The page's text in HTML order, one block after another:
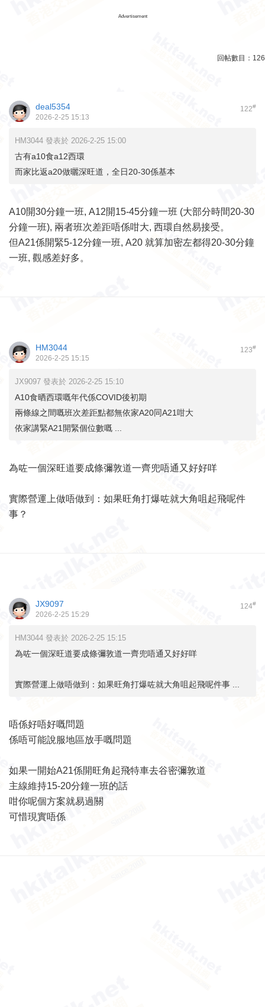
Advertisement
回帖數目： 126
122#
deal5354
2026-2-25 15:13
HM3044 發表於 2026-2-25 15:00
古有a10食a12西環
而家比返a20做曬深旺道，全日20-30係基本
A10開30分鐘一班, A12開15-45分鐘一班 (大部分時間20-30
分鐘一班), 兩者班次差距唔係咁大, 西環自然易接受。
但A21係開緊5-12分鐘一班, A20 就算加密左都得20-30分鐘
一班, 觀感差好多。
123#
HM3044
2026-2-25 15:15
JX9097 發表於 2026-2-25 15:10
A10食晒西環嘅年代係COVID後初期
兩條線之間嘅班次差距點都無依家A20同A21咁大
依家講緊A21開緊個位數嘅 ...
為咗一個深旺道要成條彌敦道一齊兜唔通又好好咩
實際營運上做唔做到：如果旺角打爆咗就大角咀起飛呢件
事？
124#
JX9097
2026-2-25 15:29
HM3044 發表於 2026-2-25 15:15
為咗一個深旺道要成條彌敦道一齊兜唔通又好好咩
實際營運上做唔做到：如果旺角打爆咗就大角咀起飛呢件事 ...
唔係好唔好嘅問題
係唔可能說服地區放手嘅問題
如果一開始A21係開旺角起飛特車去谷密彌敦道
主線維持15-20分鐘一班的話
咁你呢個方案就易過關
可惜現實唔係